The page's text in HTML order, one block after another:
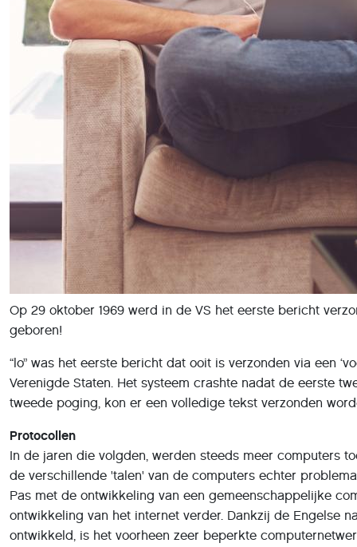
Op 29 oktober 1969 werd in de VS het eerste bericht
geboren!
“lo” was het eerste bericht dat ooit is verzonden via een
Verenigde Staten. Het systeem crashte nadat de eerste
tweede poging, kon er een volledige tekst verzonden
Protocollen
In de jaren die volgden, werden steeds meer computers
de verschillende 'talen' van de computers echter
Pas met de ontwikkeling van een gemeenschappelijke
ontwikkeling van het internet verder. Dankzij de Engelse
ontwikkeld, is het voorheen zeer beperkte